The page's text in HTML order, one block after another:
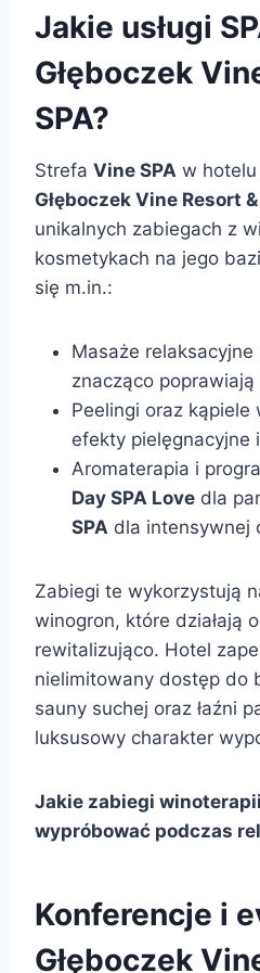
Jakie usługi
Głęboczek
SPA?
Strefa Vine SPA w hotelu
Głęboczek Vine Resort &
unikalnych zabiegach z
kosmetykach na jego
się m.in.:
Masaże
znacząco
Peelingi oraz kąpiele
efekty pielęgnacyjne
Aromaterapia i
Day SPA Love dla
SPA dla intensywnej
Zabiegi te wykorzystują
winogron, które działają
rewitalizująco. Hotel
nielimitowany dostęp do
sauny suchej oraz łaźni
luksusowy charakter
Jakie zabiegi
wypróbować podczas
Konferencje i
Głęboczek